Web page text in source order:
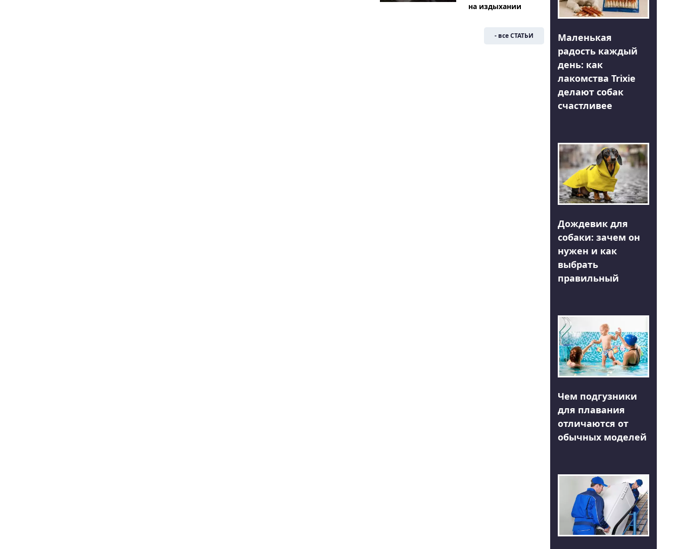
на издыхании
- все СТАТЬИ
Маленькая
радость каждый
день: как
лакомства Trixie
делают собак
счастливее
Дождевик для
собаки: зачем он
нужен и как
выбрать
правильный
Чем подгузники
для плавания
отличаются от
обычных моделей